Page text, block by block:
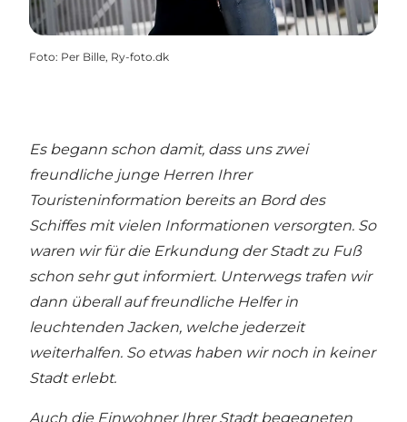
Foto: Per Bille, Ry-foto.dk
Es begann schon damit, dass uns zwei
freundliche junge Herren Ihrer
Touristeninformation bereits an Bord des
Schiffes mit vielen Informationen versorgten. So
waren wir für die Erkundung der Stadt zu Fuß
schon sehr gut informiert. Unterwegs trafen wir
dann überall auf freundliche Helfer in
leuchtenden Jacken, welche jederzeit
weiterhalfen. So etwas haben wir noch in keiner
Stadt erlebt.
Auch die Einwohner Ihrer Stadt begegneten